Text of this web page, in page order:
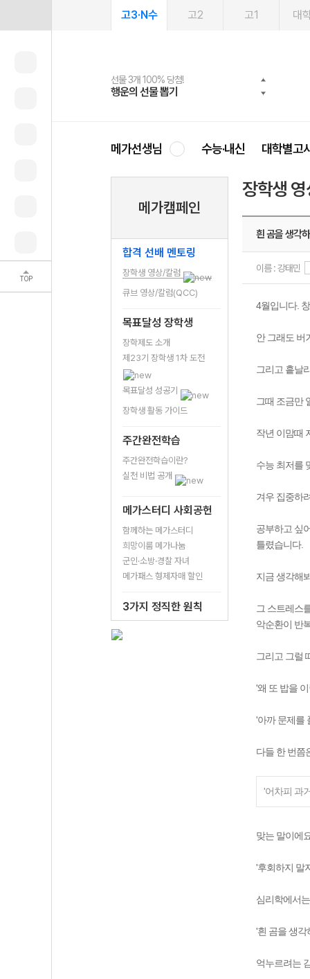
TOP
고3·N수 고2 고1 대
선물 3개 100% 당첨!
행운의 선물 뽑기
선물 100% 증정!
메가스터디 X 올리브
여름방학 스터디 캐시백
메가런 썸머스쿨
2027 러셀 단과
강사 공개선발
스마트러닝앱
설문 EVENT
메가패스
3일 무료 체험권
메가패스 수강생 무료혜택!
메가클럽 멤버십
사회공헌 캠페인
희망이룸 메가나눔
메가선생님 수능·내신 대학별고
메가캠페인
합격 선배 멘토링
장학생 영상/칼럼
큐브 영상/칼럼(QCC)
목표달성 장학생
장학제도 소개
제23기 장학생 1차 도전
목표달성 성공기
장학생 활동 가이드
주간완전학습
주간완전학습이란?
실천 비법 공개
메가스터디 사회공헌
함께하는 메가스터디
희망이룸 메가나눔
군인·소방·경찰 자녀
메가패스 형제자매 할인
3가지 정직한 원칙
장학생
흰 곰을 생각
이름 : 강태민
4월입니다.
안 그래도 버
그리고 흩날
그때 조금만
작년 이맘때
수능 최저를
겨우 집중하
공부하고 싶
틀렸습니다.
지금 생각해
그 스트레스
악순환이 반
그리고 그럴
'왜 또 밥을
'아까 문제를
다들 한 번쯤
'어차피 과
맞는 말이에
'후회하지 말
심리학에서
'흰 곰을 생각
억누르려는